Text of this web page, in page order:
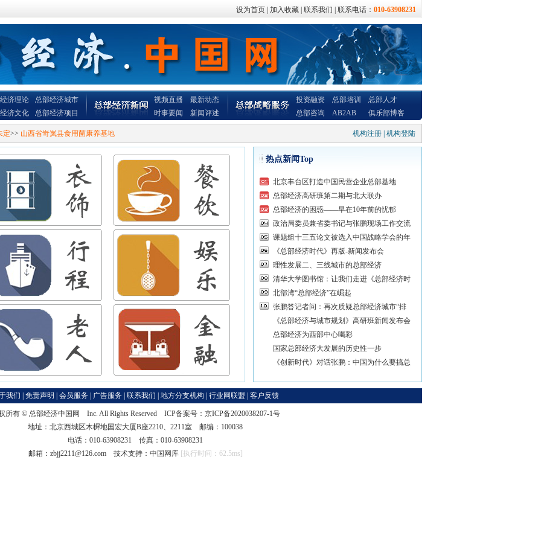
设为首页 加入收藏 联系我们 | 联系电话： 010-63908231
济理论
济文化
总部经济城市
总部经济项目
视频直播
时事要闻
最新动态
新闻评述
投资融资
总部咨询
总部培训
AB2AB
总部人才
俱乐部博客
定>> 山西省岢岚县食用菌康养基地 机构注册 机构登陆
热点新闻Top
北京丰台区打造中国民营企业总部基地
总部经济高研班第二期与北大联办
总部经济的困惑——早在10年前的忧郁
政治局委员兼省委书记与张鹏现场工作交流
课题组十三五论文被选入中国战略学会的年
《总部经济时代》再版-新闻发布会
理性发展二、三线城市的总部经济
清华大学图书馆：让我们走进《总部经济时
北部湾“总部经济”在崛起
张鹏答记者问：再次质疑总部经济城市“排
《总部经济与城市规划》高研班新闻发布会
总部经济为西部中心喝彩
国家总部经济大发展的历史性一步
《创新时代》对话张鹏：中国为什么要搞总
我们 免责声明 会员服务 广告服务 联系我们 地方分支机构 行业网联盟 客户反馈
所有 © 总部经济中国网 Inc. All Rights Reserved ICP备案号： 京ICP备2020038207-1号
地址：北京西城区木樨地国宏大厦B座2210、2211室 邮编：100038
电话：010-63908231 传真：010-63908231
邮箱：zbjj2211@126.com 技术支持： 中国网库 [执行时间：62.5ms]